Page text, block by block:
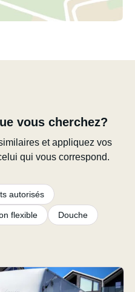
vous cherchez?
et appliquez vos
qui vous correspond.
autorisés
flexible Douche